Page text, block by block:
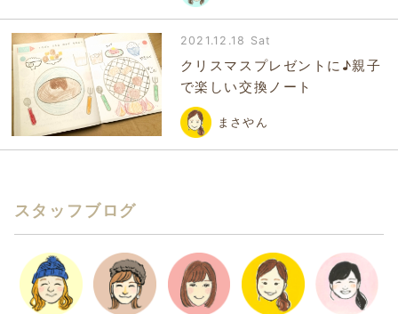
2021.12.18 Sat
クリスマスプレゼントに♪親子
で楽しい交換ノート
まさやん
スタッフブログ